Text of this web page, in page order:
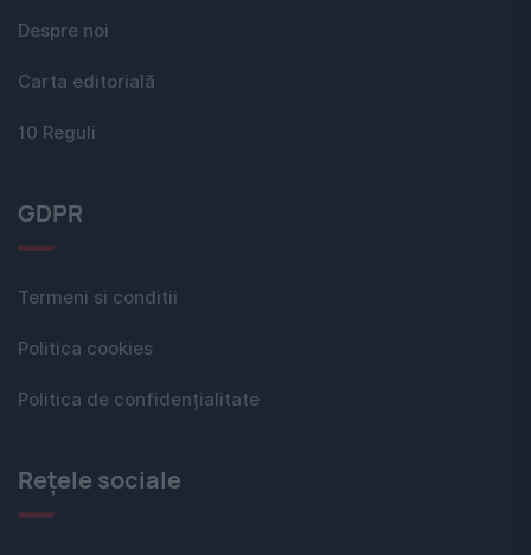
Despre noi
Carta editorială
10 Reguli
GDPR
Termeni si conditii
Politica cookies
Politica de confidențialitate
Rețele sociale